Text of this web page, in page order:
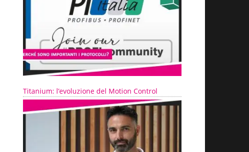
Titanium: l’evoluzione del Motion Control